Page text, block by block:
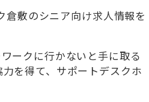
敷のシニア向け求人情報を
ークに行かないと手に取る
を得て、サポートデスクホ